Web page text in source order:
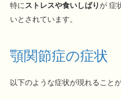
特にストレスや食いしばり が 症
いとされています。
顎関節症の症状
以下のような症状が現れること